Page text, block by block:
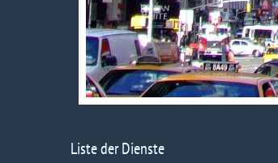
Liste der Dienste